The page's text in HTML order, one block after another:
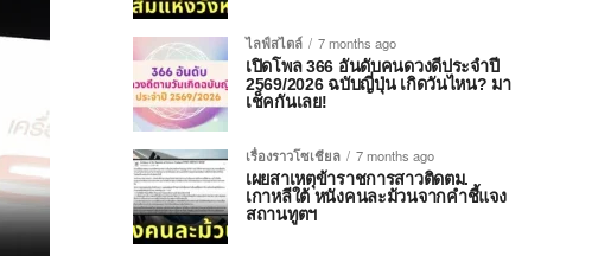
ไลฟ์สไตล์
7 months ago
เปิดโพล 366 อันดับคนดวงดีประจำปี
2569/2026 ฉบับญี่ปุ่น เกิดวันไหน? มา
เช็คกันเลย!
เรื่องราวโซเชียล
7 months ago
เผยสาเหตุข้าราชการสาวติดตม.
เกาหลีใต้ หนังคนละม้วนจากคำชี้แจง
สถานทูตฯ